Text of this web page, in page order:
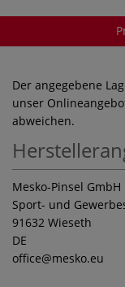
Der angegebene
unser
abweichen.
Mesko-Pinsel GmbH
Sport- und
91632 Wieseth
DE
office@mesko.eu